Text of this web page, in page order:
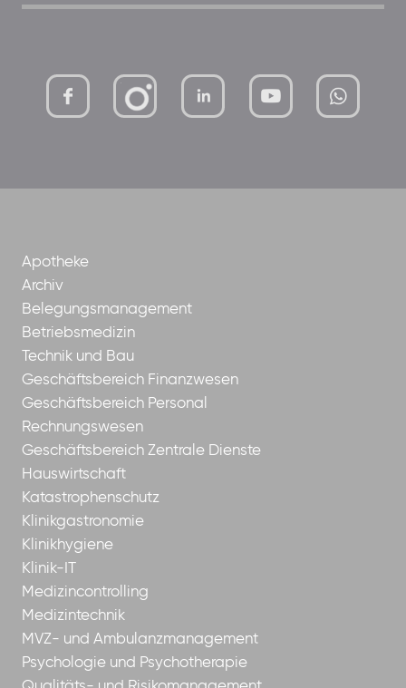
mutterhaus-xMBTtqOwC1KKBww
Apotheke
Archiv
Belegungsmanagement
Betriebsmedizin
Technik und Bau
Geschäftsbereich Finanzwesen
Geschäftsbereich Personal
Rechnungswesen
Geschäftsbereich Zentrale Dienste
Hauswirtschaft
Katastrophenschutz
Klinikgastronomie
Klinikhygiene
Klinik-IT
Medizincontrolling
Medizintechnik
MVZ- und Ambulanzmanagement
Psychologie und Psychotherapie